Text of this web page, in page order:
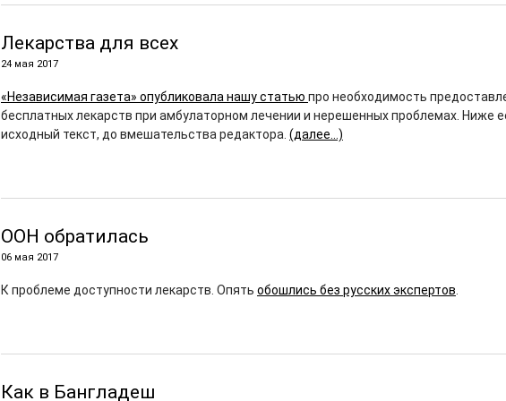
Лекарства для всех
24 мая 2017
«Независимая газета» опубликовала нашу статью про необходимость
бесплатных лекарств при амбулаторном лечении и нерешенных проблемах. Ниже
исходный текст, до вмешательства редактора. (далее…)
ООН обратилась
06 мая 2017
К проблеме доступности лекарств. Опять обошлись без русских экспертов
Как в Бангладеш